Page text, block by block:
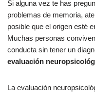
Si alguna vez te has
problemas de memoria,
posible que el origen esté
Muchas personas
conducta sin tener un
evaluación
La evaluación